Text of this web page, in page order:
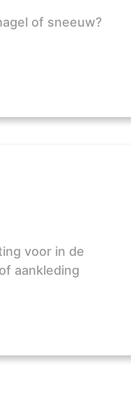
of sneeuw?
voor in de
aankleding